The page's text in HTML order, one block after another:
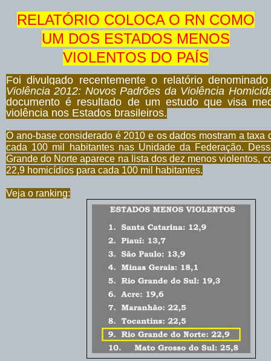
RELATÓRIO COLOCA O RN COMO
UM DOS ESTADOS MENOS
VIOLENTOS DO PAÍS
Foi divulgado recentemente o relatório
Violência 2012: Novos Padrões da Violência
documento é resultado de um estudo que visa
violência nos Estados brasileiros.
O ano-base considerado é 2010 e os dados mostram a taxa
cada 100 mil habitantes nas Unidade da Federação.
Grande do Norte aparece na lista dos dez menos violentos,
22,9 homicídios para cada 100 mil habitantes.
Veja o ranking: